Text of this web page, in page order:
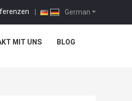
German
|
MIT UNS BLOG